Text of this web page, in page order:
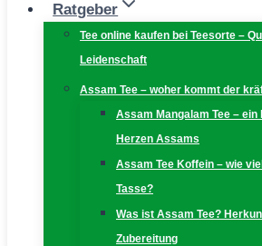
Ratgeber
Tee online kaufen bei Teesorte –
Leidenschaft
Assam Tee – woher kommt der
Assam Mangalam Tee –
Herzen Assams
Assam Tee Koffein – wie
Tasse?
Was ist Assam Tee?
Zubereitung